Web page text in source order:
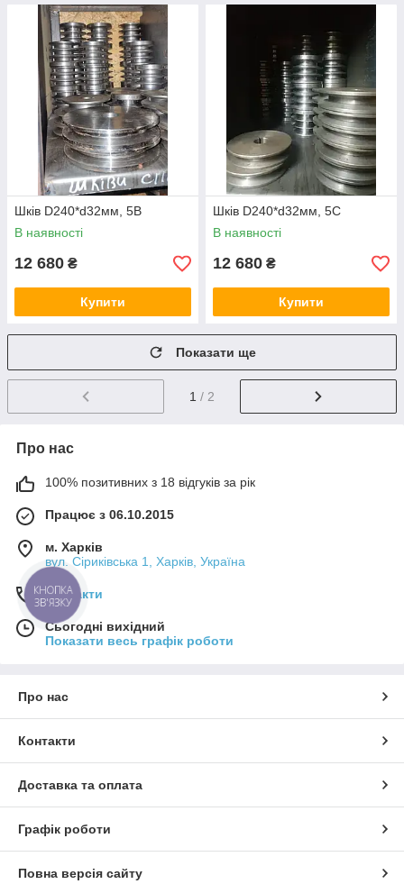
Шків D240*d32мм, 5В
В наявності
12 680 ₴
Купити
Шків D240*d32мм, 5С
В наявності
12 680 ₴
Купити
Показати ще
1 / 2
Про нас
100% позитивних з 18 відгуків за рік
Працює з 06.10.2015
м. Харків
вул. Сіриківська 1, Харків, Україна
Контакти
Сьогодні вихідний
Показати весь графік роботи
Про нас
Контакти
Доставка та оплата
Графік роботи
Повна версія сайту
КНОПКА
ЗВ'ЯЗКУ